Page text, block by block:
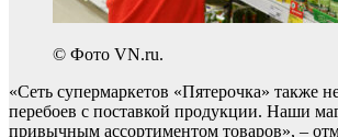
© Фото VN.ru.
«Сеть супермаркетов «Пятерочка» также
перебоев с поставкой продукции. Наши
привычным ассортиментом товаров», –